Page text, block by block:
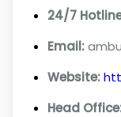
24/7
Email:
Website:
Head